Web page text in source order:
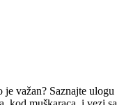
važan? Saznajte ulogu